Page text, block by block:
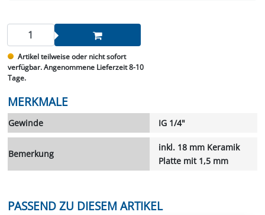
Artikel teilweise oder nicht sofort
verfügbar. Angenommene Lieferzeit 8-10
Tage.
MERKMALE
Gewinde IG 1/4"
Bemerkung
inkl. 18 mm Keramik
Platte mit 1,5 mm
PASSEND ZU DIESEM ARTIKEL